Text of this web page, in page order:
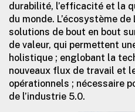
durabilité, l’efficacité et la
du monde. L’écosystème
solutions de bout en bout
de valeur, qui permettent
holistique ; englobant la
nouveaux flux de travail et
opérationnels ; nécessaire
de l’industrie 5.0.